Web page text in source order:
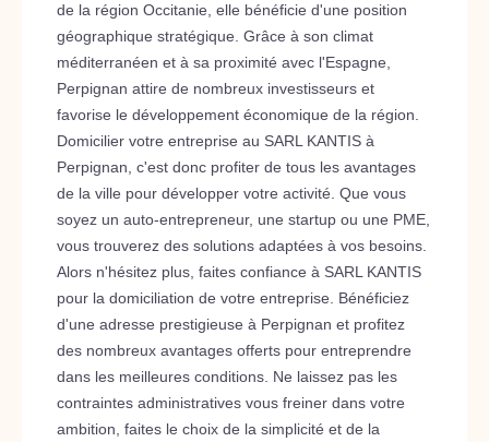
de la région Occitanie, elle bénéficie d'une position
géographique stratégique. Grâce à son climat
méditerranéen et à sa proximité avec l'Espagne,
Perpignan attire de nombreux investisseurs et
favorise le développement économique de la région.
Domicilier votre entreprise au SARL KANTIS à
Perpignan, c'est donc profiter de tous les avantages
de la ville pour développer votre activité. Que vous
soyez un auto-entrepreneur, une startup ou une PME,
vous trouverez des solutions adaptées à vos besoins.
Alors n'hésitez plus, faites confiance à SARL KANTIS
pour la domiciliation de votre entreprise. Bénéficiez
d'une adresse prestigieuse à Perpignan et profitez
des nombreux avantages offerts pour entreprendre
dans les meilleures conditions. Ne laissez pas les
contraintes administratives vous freiner dans votre
ambition, faites le choix de la simplicité et de la